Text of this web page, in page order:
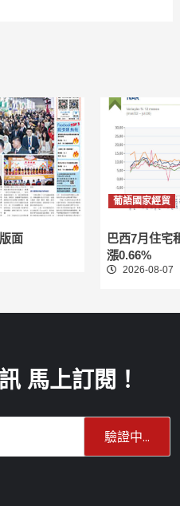
面
葡語國家經貿
巴西7月住宅
漲0.66%
2026-08-07
馬上訂閱！